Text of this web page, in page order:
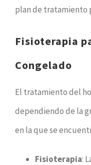
plan de tratamiento
Fisioterapia
Congelado
El tratamiento del
dependiendo de la
en la que se
Fisioterapia: